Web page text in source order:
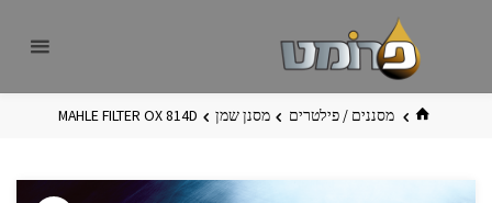
בית מסננים / פילטרים מסנן שמן MAHLE FILTER OX 814D